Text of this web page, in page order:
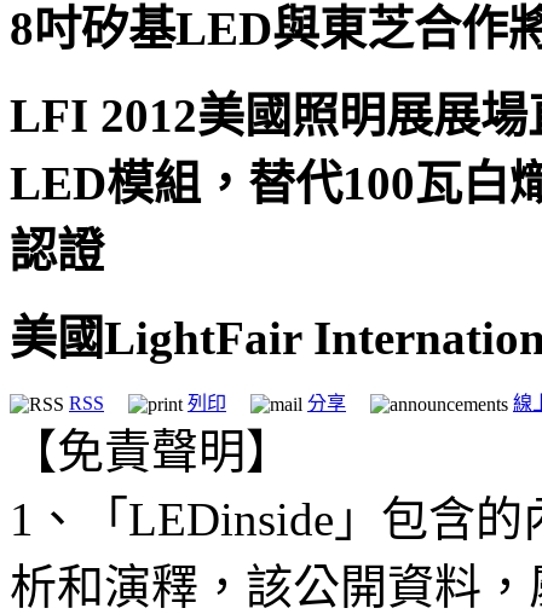
8吋矽基LED與東芝合作
LFI 2012美國照明展展
LED模組，替代100瓦白
認證
美國LightFair
RSS 列印 分享 線
【免責聲明】
1、「LEDinside」包含
析和演釋，該公開資料